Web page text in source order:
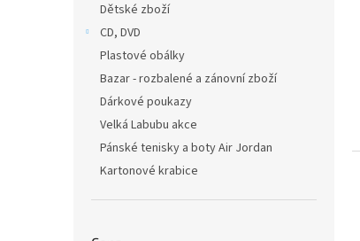
Dětské zboží
CD, DVD
Plastové obálky
Bazar - rozbalené a zánovní zboží
Dárkové poukazy
Velká Labubu akce
Pánské tenisky a boty Air Jordan
Kartonové krabice